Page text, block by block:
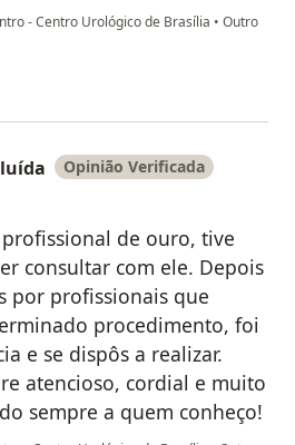
- Centro Urológico de Brasília • Outro
Lima
Opinião Verificada
de ouro, tive
consultar com ele. Depois
por profissionais que
procedimento, foi
e se dispôs a realizar.
atencioso, cordial e muito
sempre a quem conheço!